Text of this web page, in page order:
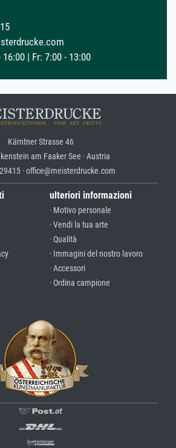
| Fr: 7:00 - 13:00
Kärntner Strasse 46
am Faaker See · Austria
· office@meisterdrucke.com
ulteriori informazioni
· Motivo personale
· Vendi la tua arte
· Qualità
· Immagini del nostro lavoro
· Accessori
· Ordina campione